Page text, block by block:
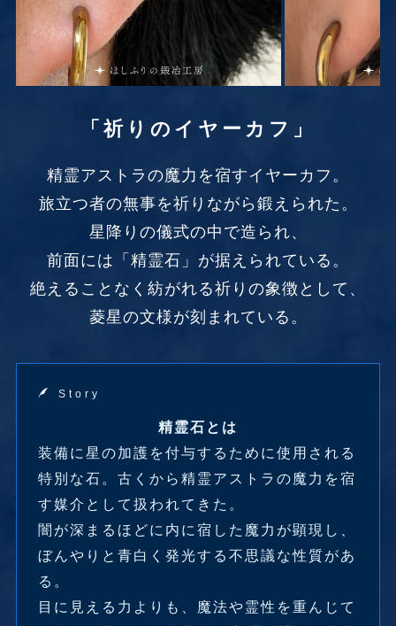
「祈りのイヤーカフ」
精霊アストラの魔力を宿すイヤーカフ。
旅立つ者の無事を祈りながら鍛えられた。
星降りの儀式の中で造られ、
前面には「精霊石」が据えられている。
絶えることなく紡がれる祈りの象徴として、
菱星の文様が刻まれている。
Story
精霊石とは
装備に星の加護を付与するために使用される
特別な石。古くから精霊アストラの魔力を宿
す媒介として扱われてきた。
闇が深まるほどに内に宿した魔力が顕現し、
ぼんやりと青白く発光する不思議な性質があ
る。
目に見える力よりも、魔法や霊性を重んじて